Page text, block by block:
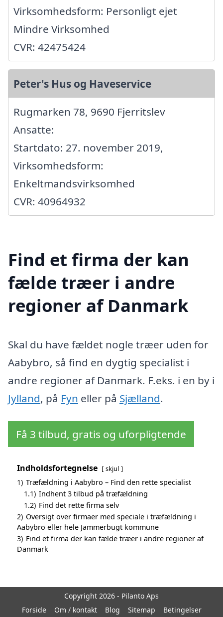
Virksomhedsform: Personligt ejet
Mindre Virksomhed
CVR: 42475424
Peter's Hus og Haveservice
Rugmarken 78, 9690 Fjerritslev
Ansatte:
Startdato: 27. november 2019,
Virksomhedsform:
Enkeltmandsvirksomhed
CVR: 40964932
Find et firma der kan
fælde træer i andre
regioner af Danmark
Skal du have fældet nogle træer uden for
Aabybro, så find en dygtig specialist i
andre regioner af Danmark. F.eks. i en by i
Jylland, på Fyn eller på Sjælland.
Få 3 tilbud, gratis og uforpligtende
Indholdsfortegnelse skjul
1) Træfældning i Aabybro – Find den rette specialist
1.1) Indhent 3 tilbud på træfældning
1.2) Find det rette firma selv
2) Oversigt over firmaer med speciale i træfældning i
Aabybro eller hele Jammerbugt kommune
3) Find et firma der kan fælde træer i andre regioner af
Danmark
Copyright 2026 - Pilanto Aps
Forside
Om / kontakt Blog Sitemap Betingelser